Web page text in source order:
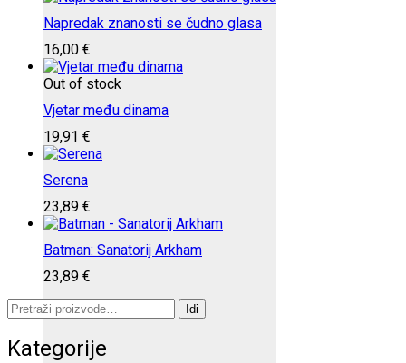
Napredak znanosti se čudno glasa
16,00 €
Out of stock
Vjetar među dinama
19,91 €
Serena
23,89 €
Batman: Sanatorij Arkham
23,89 €
Pretraži:
Idi
Kategorije